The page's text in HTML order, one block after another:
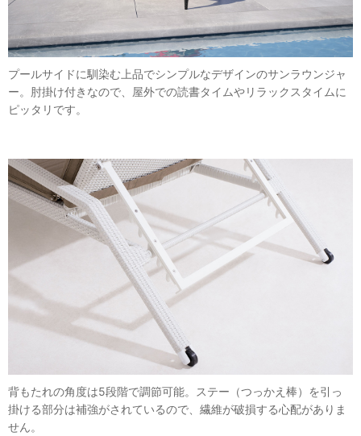
プールサイドに馴染む上品でシンプルなデザインのサンラウンジャ
ー。肘掛け付きなので、屋外での読書タイムやリラックスタイムに
ピッタリです。
背もたれの角度は5段階で調節可能。ステー（つっかえ棒）を引っ
掛ける部分は補強がされているので、繊維が破損する心配がありま
せん。